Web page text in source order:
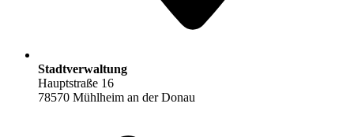
Stadtverwaltung
Hauptstraße 16
78570 Mühlheim an der Donau